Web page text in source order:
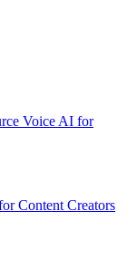
Voice AI for
Content Creators